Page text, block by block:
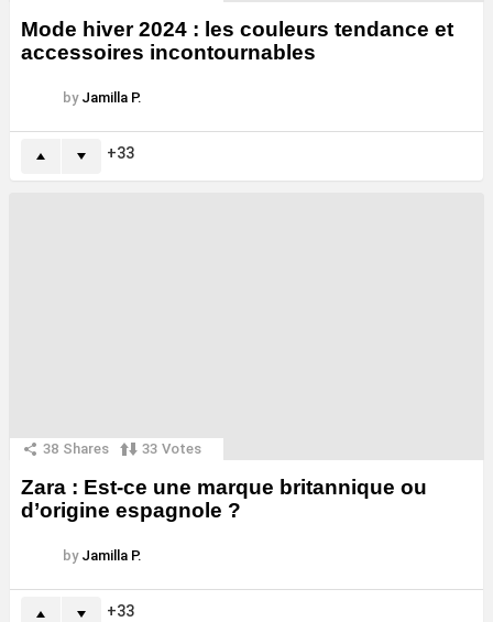
Mode hiver 2024 : les couleurs tendance et
accessoires incontournables
by Jamilla P.
33
38 Shares 33 Votes
Zara : Est-ce une marque britannique ou
d’origine espagnole ?
by Jamilla P.
33